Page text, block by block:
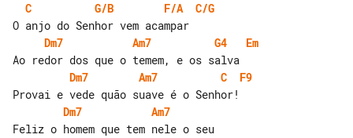
C G/B F/A
C/G
Dm7
Am7 G4
Em
Dm7
Am7 C
F9
Dm7
Am7